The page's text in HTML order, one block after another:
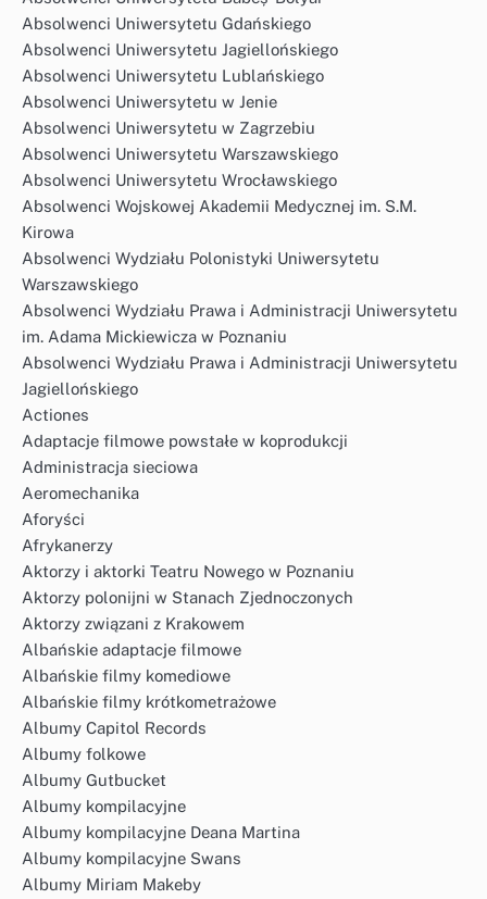
Absolwenci Uniwersytetu Gdańskiego
Absolwenci Uniwersytetu Jagiellońskiego
Absolwenci Uniwersytetu Lublańskiego
Absolwenci Uniwersytetu w Jenie
Absolwenci Uniwersytetu w Zagrzebiu
Absolwenci Uniwersytetu Warszawskiego
Absolwenci Uniwersytetu Wrocławskiego
Absolwenci Wojskowej Akademii Medycznej im. S.M.
Kirowa
Absolwenci Wydziału Polonistyki Uniwersytetu
Warszawskiego
Absolwenci Wydziału Prawa i Administracji Uniwersytetu
im. Adama Mickiewicza w Poznaniu
Absolwenci Wydziału Prawa i Administracji Uniwersytetu
Jagiellońskiego
Actiones
Adaptacje filmowe powstałe w koprodukcji
Administracja sieciowa
Aeromechanika
Aforyści
Afrykanerzy
Aktorzy i aktorki Teatru Nowego w Poznaniu
Aktorzy polonijni w Stanach Zjednoczonych
Aktorzy związani z Krakowem
Albańskie adaptacje filmowe
Albańskie filmy komediowe
Albańskie filmy krótkometrażowe
Albumy Capitol Records
Albumy folkowe
Albumy Gutbucket
Albumy kompilacyjne
Albumy kompilacyjne Deana Martina
Albumy kompilacyjne Swans
Albumy Miriam Makeby